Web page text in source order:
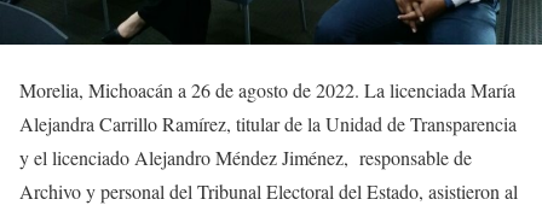
Morelia, Michoacán a 26 de agosto de 2022. La licenciada María
Alejandra Carrillo Ramírez, titular de la Unidad de Transparencia
y el licenciado Alejandro Méndez Jiménez, responsable de
Archivo y personal del Tribunal Electoral del Estado, asistieron al